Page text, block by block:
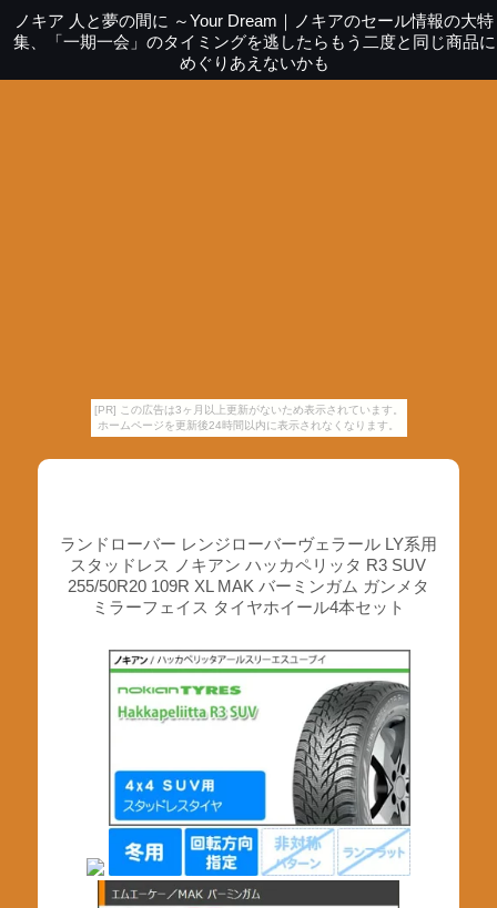
[PR] この広告は3ヶ月以上更新がないため表示されています。
ホームページを更新後24時間以内に表示されなくなります。
ノキア 人と夢の間に ～Your Dream ｜
ノキアのセール情報の大特
集、「一期一会」のタイミングを逃したらもう二度と同じ商品に
めぐりあえないかも
ランドローバー レンジローバーヴェラール LY系用
スタッドレス ノキアン ハッカペリッタ R3 SUV
255/50R20 109R XL MAK バーミンガム ガンメタ
ミラーフェイス タイヤホイール4本セット